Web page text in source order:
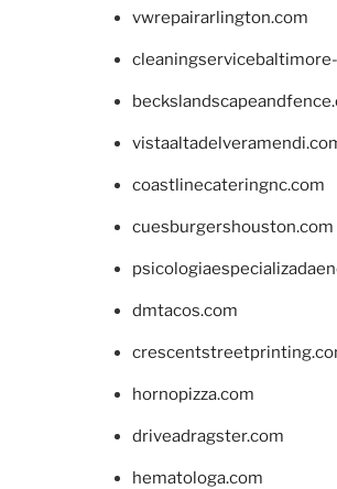
vwrepairarlington.com
coastlinecateringnc.com
cuesburgershouston.com
dmtacos.com
hornopizza.com
driveadragster.com
hematologa.com